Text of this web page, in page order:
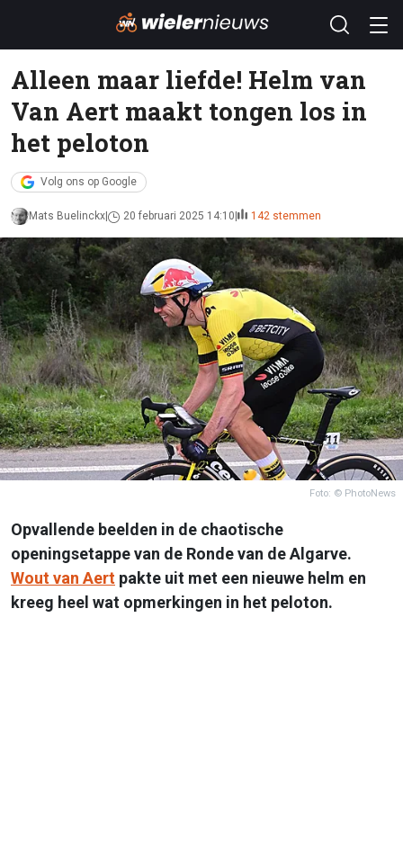
Alleen maar liefde! Helm van
Van Aert maakt tongen los in
het peloton
Volg ons op Google
Mats Buelinckx 20 februari 2025 14:10 142 stemmen
Foto: © PhotoNews
Opvallende beelden in de chaotische
openingsetappe van de Ronde van de Algarve.
Wout van Aert pakte uit met een nieuwe helm en
kreeg heel wat opmerkingen in het peloton.